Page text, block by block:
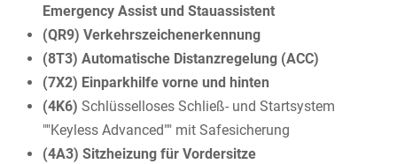
Emergency Assist und Stauassistent
(QR9) Verkehrszeichenerkennung
(8T3) Automatische Distanzregelung (ACC)
(7X2) Einparkhilfe vorne und hinten
(4K6) Schlüsselloses Schließ- und Startsystem
""Keyless Advanced"" mit Safesicherung
(4A3) Sitzheizung für Vordersitze